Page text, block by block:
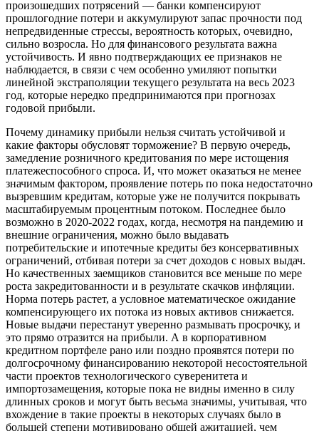
произошедших потрясений — банки компенсируют
прошлогодние потери и аккумулируют запас прочности под
непредвиденные стрессы, вероятность которых, очевидно,
сильно возросла. Но для финансового результата важна
устойчивость. И явно подтверждающих ее признаков не
наблюдается, в связи с чем особенно умиляют попытки
линейной экстраполяции текущего результата на весь 2023
год, которые нередко предпринимаются при прогнозах
годовой прибыли.
Почему динамику прибыли нельзя считать устойчивой и
какие факторы обусловят торможение? В первую очередь,
замедление розничного кредитования по мере истощения
платежеспособного спроса. И, что может оказаться не менее
значимым фактором, проявление потерь по пока недостаточно
вызревшим кредитам, которые уже не получится покрывать
масштабируемым процентным потоком. Последнее было
возможно в 2020-2022 годах, когда, несмотря на пандемию и
внешние ограничения, можно было выдавать
потребительские и ипотечные кредиты без консервативных
ограничений, отбивая потери за счет доходов с новых выдач.
Но качественных заемщиков становится все меньше по мере
роста закредитованности и в результате скачков инфляции.
Норма потерь растет, а условное математическое ожидание
компенсирующего их потока из новых активов снижается.
Новые выдачи перестанут уверенно размывать просрочку, и
это прямо отразится на прибыли. А в корпоративном
кредитном портфеле рано или поздно проявятся потери по
долгосрочному финансированию некоторой несостоятельной
части проектов технологического суверенитета и
импортозамещения, которые пока не видны именно в силу
длинных сроков и могут быть весьма значимы, учитывая, что
вхождение в такие проекты в некоторых случаях было в
большей степени мотивировано общей ажитацией, чем